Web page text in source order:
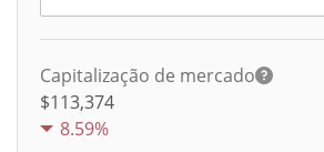
Capitalização de mercado
$113,374
8.59%